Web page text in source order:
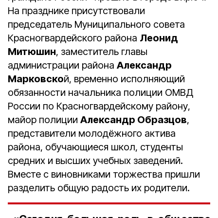
На празднике присутствовали
председатель Муниципального совета
Красногвардейского района Леонид
Митюшин, заместитель главы
администрации района Александр
Марковской, временно исполняющий
обязанности начальника полиции ОМВД
России по Красногвардейскому району,
майор полиции Александр Образцов,
представители молодёжного актива
района, обучающиеся школ, студенты
средних и высших учебных заведений.
Вместе с виновниками торжества пришли
разделить общую радость их родители.